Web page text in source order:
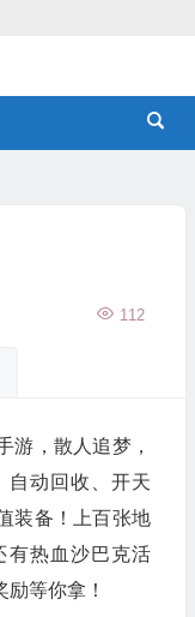
112
游，散人追梦，
自动回收、开天
装备！上百张地
有热血沙巴克活
等你拿！